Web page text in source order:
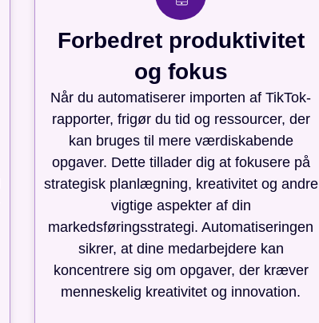
Forbedret produktivitet
og fokus
Når du automatiserer importen af TikTok-
rapporter, frigør du tid og ressourcer, der
kan bruges til mere værdiskabende
opgaver. Dette tillader dig at fokusere på
strategisk planlægning, kreativitet og andre
vigtige aspekter af din
markedsføringsstrategi. Automatiseringen
sikrer, at dine medarbejdere kan
koncentrere sig om opgaver, der kræver
menneskelig kreativitet og innovation.